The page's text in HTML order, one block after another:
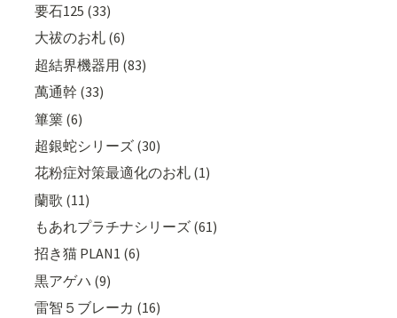
要石125 (33)
大祓のお札 (6)
超結界機器用 (83)
萬通幹 (33)
篳篥 (6)
超銀蛇シリーズ (30)
花粉症対策最適化のお札 (1)
蘭歌 (11)
もあれプラチナシリーズ (61)
招き猫 PLAN1 (6)
黒アゲハ (9)
雷智５ブレーカ (16)